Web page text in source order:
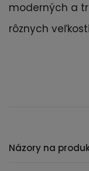
moderných a
rôznych
Názory na